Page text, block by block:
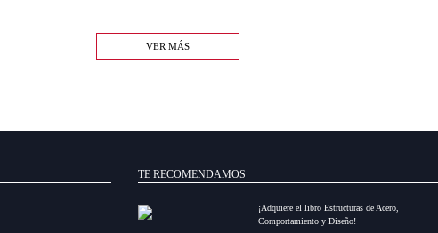
VER MÁS
TE RECOMENDAMOS
¡Adquiere el libro Estructuras de Acero,
Comportamiento y Diseño!